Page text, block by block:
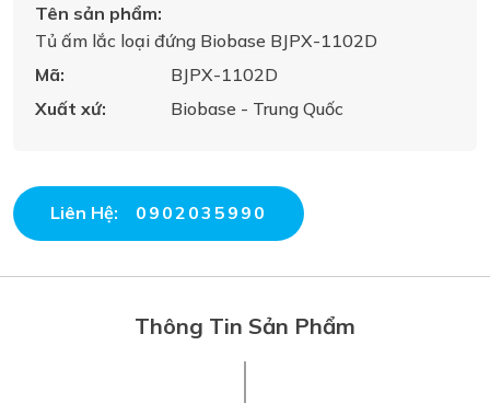
Tên sản phẩm:
Tủ ấm lắc loại đứng Biobase BJPX-1102D
Mã:
BJPX-1102D
Xuất xứ:
Biobase - Trung Quốc
Liên Hệ: 0902035990
Thông Tin Sản Phẩm